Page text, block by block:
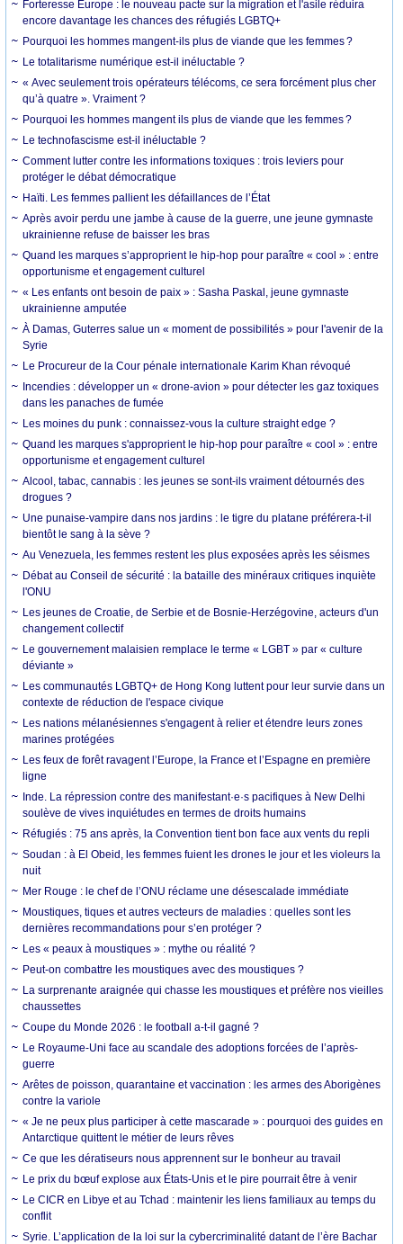
Forteresse Europe : le nouveau pacte sur la migration et l'asile réduira
encore davantage les chances des réfugiés LGBTQ+
Pourquoi les hommes mangent-ils plus de viande que les femmes ?
Le totalitarisme numérique est-il inéluctable ?
« Avec seulement trois opérateurs télécoms, ce sera forcément plus cher
qu’à quatre ». Vraiment ?
Pourquoi les hommes mangent ils plus de viande que les femmes ?
Le technofascisme est-il inéluctable ?
Comment lutter contre les informations toxiques : trois leviers pour
protéger le débat démocratique
Haïti. Les femmes pallient les défaillances de l’État
Après avoir perdu une jambe à cause de la guerre, une jeune gymnaste
ukrainienne refuse de baisser les bras
Quand les marques s’approprient le hip-hop pour paraître « cool » : entre
opportunisme et engagement culturel
« Les enfants ont besoin de paix » : Sasha Paskal, jeune gymnaste
ukrainienne amputée
À Damas, Guterres salue un « moment de possibilités » pour l'avenir de la
Syrie
Le Procureur de la Cour pénale internationale Karim Khan révoqué
Incendies : développer un « drone-avion » pour détecter les gaz toxiques
dans les panaches de fumée
Les moines du punk : connaissez-vous la culture straight edge ?
Quand les marques s'approprient le hip-hop pour paraître « cool » : entre
opportunisme et engagement culturel
Alcool, tabac, cannabis : les jeunes se sont-ils vraiment détournés des
drogues ?
Une punaise-vampire dans nos jardins : le tigre du platane préférera-t-il
bientôt le sang à la sève ?
Au Venezuela, les femmes restent les plus exposées après les séismes
Débat au Conseil de sécurité : la bataille des minéraux critiques inquiète
l'ONU
Les jeunes de Croatie, de Serbie et de Bosnie-Herzégovine, acteurs d'un
changement collectif
Le gouvernement malaisien remplace le terme « LGBT » par « culture
déviante »
Les communautés LGBTQ+ de Hong Kong luttent pour leur survie dans un
contexte de réduction de l'espace civique
Les nations mélanésiennes s'engagent à relier et étendre leurs zones
marines protégées
Les feux de forêt ravagent l’Europe, la France et l’Espagne en première
ligne
Inde. La répression contre des manifestant·e·s pacifiques à New Delhi
soulève de vives inquiétudes en termes de droits humains
Réfugiés : 75 ans après, la Convention tient bon face aux vents du repli
Soudan : à El Obeid, les femmes fuient les drones le jour et les violeurs la
nuit
Mer Rouge : le chef de l’ONU réclame une désescalade immédiate
Moustiques, tiques et autres vecteurs de maladies : quelles sont les
dernières recommandations pour s’en protéger ?
Les « peaux à moustiques » : mythe ou réalité ?
Peut-on combattre les moustiques avec des moustiques ?
La surprenante araignée qui chasse les moustiques et préfère nos vieilles
chaussettes
Coupe du Monde 2026 : le football a-t-il gagné ?
Le Royaume-Uni face au scandale des adoptions forcées de l’après-
guerre
Arêtes de poisson, quarantaine et vaccination : les armes des Aborigènes
contre la variole
« Je ne peux plus participer à cette mascarade » : pourquoi des guides en
Antarctique quittent le métier de leurs rêves
Ce que les dératiseurs nous apprennent sur le bonheur au travail
Le prix du bœuf explose aux États-Unis et le pire pourrait être à venir
Le CICR en Libye et au Tchad : maintenir les liens familiaux au temps du
conflit
Syrie. L’application de la loi sur la cybercriminalité datant de l’ère Bachar